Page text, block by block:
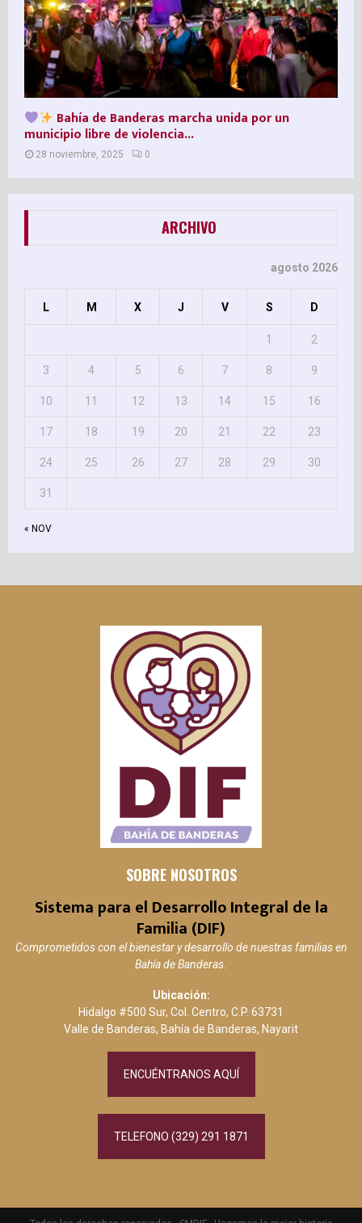
Bahía de Banderas marcha unida por un
municipio libre de violencia...
28 noviembre, 2025 0
ARCHIVO
agosto 2026
L M X J V S D
« NOV
1 2
3 4 5 6 7 8 9
10 11 12 13 14 15 16
17 18 19 20 21 22 23
24 25 26 27 28 29 30
31
SOBRE NOSOTROS
Sistema para el Desarrollo Integral de la
Familia (DIF)
Comprometidos con el bienestar y desarrollo de nuestras familias en
Bahía de Banderas.
Ubicación:
Hidalgo #500 Sur, Col. Centro, C.P. 63731
Valle de Banderas, Bahía de Banderas, Nayarit
ENCUÉNTRANOS AQUÍ
TELEFONO (329) 291 1871